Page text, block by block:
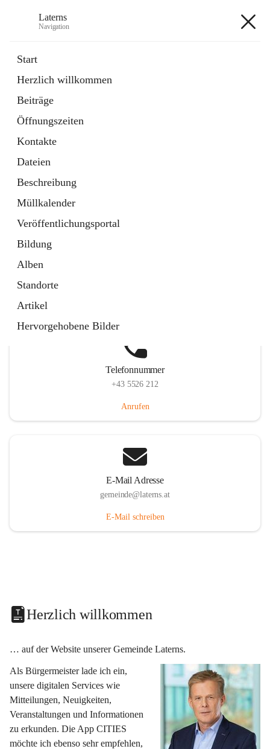
Laterns
Navigation
Start
Herzlich willkommen
Beiträge
Öffnungszeiten
Kontakte
Dateien
Beschreibung
Müllkalender
Veröffentlichungsportal
Bildung
Alben
Standorte
Artikel
Hervorgehobene Bilder
11 Schnellzugriffe
Soziales
1 Schnellzugriff
Telefonnummer
+43 5526 212
Anrufen
E-Mail Adresse
gemeinde@laterns.at
E-Mail schreiben
Herzlich willkommen
… auf der Website unserer Gemeinde Laterns.
Als Bürgermeister lade ich ein,
unsere digitalen Services wie
Mitteilungen, Neuigkeiten,
Veranstaltungen und Informationen
zu erkunden. Die App CITIES
möchte ich ebenso sehr empfehlen,